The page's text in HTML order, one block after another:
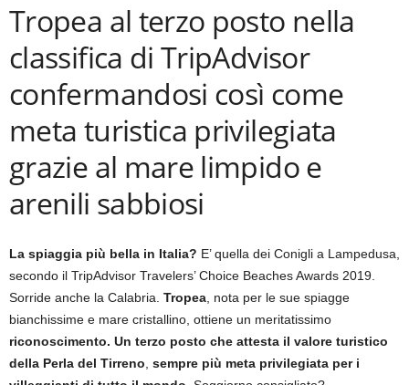
Tropea al terzo posto nella
classifica di TripAdvisor
confermandosi così come
meta turistica privilegiata
grazie al mare limpido e
arenili sabbiosi
La spiaggia più bella in Italia? E’ quella dei Conigli a Lampedusa,
secondo il TripAdvisor Travelers’ Choice Beaches Awards 2019.
Sorride anche la Calabria. Tropea , nota per le sue spiagge
bianchissime e mare cristallino, ottiene un meritatissimo
riconoscimento. Un terzo posto che attesta il valore turistico
della Perla del Tirreno sempre più meta privilegiata per i